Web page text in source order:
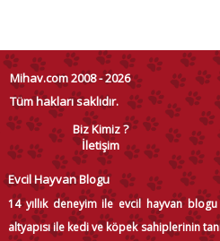
Mihav.com 2008 - 2026
Tüm hakları saklıdır.
Biz Kimiz ?
İletişim
Evcil Hayvan Blogu
14 yıllık deneyim ile evcil hayvan
altyapısı ile kedi ve köpek sahiplerinin